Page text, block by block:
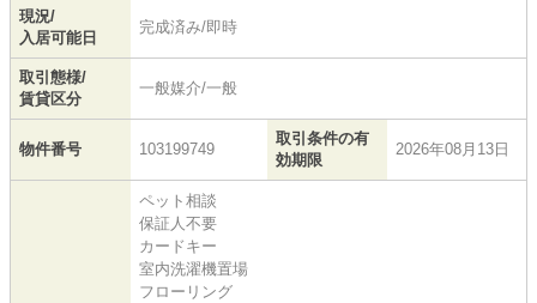
現況/
入居可能日
完成済み/即時
取引態様/
賃貸区分
一般媒介/一般
物件番号 103199749
取引条件の有
効期限
2026年08月13日
ペット相談
保証人不要
カードキー
室内洗濯機置場
フローリング